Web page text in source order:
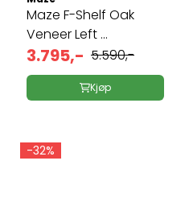
Maze F-Shelf Oak
Veneer Left ...
3.795,- 5.590,-
Kjøp
-32%